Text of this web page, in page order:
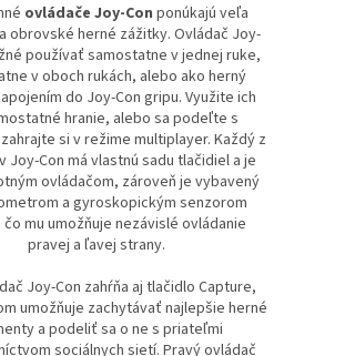
ovládače Joy-Con ponúkajú veľa
obrovské herné zážitky. Ovládač Joy-
používať samostatne v jednej ruke,
v oboch rukách, alebo ako herný
do Joy-Con gripu. Využite ich
hranie, alebo sa podeľte s
si v režime multiplayer. Každý z
Joy-Con má vlastnú sadu tlačidiel a je
ovládačom, zároveň je vybavený
a gyroskopickým senzorom
mu umožňuje nezávislé ovládanie
pravej a ľavej strany.
Joy-Con zahŕňa aj tlačidlo Capture,
umožňuje zachytávať najlepšie herné
a podeliť sa o ne s priateľmi
sociálnych sietí. Pravý ovládač